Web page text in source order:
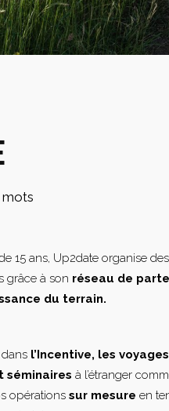
mots
15 ans, Up2date organise des
grâce à son réseau de
du terrain.
l’Incentive, les
séminaires à l’étranger
opérations sur mesure en